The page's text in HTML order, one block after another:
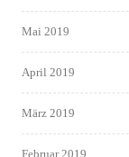
Mai 2019
April 2019
März 2019
Februar 2019